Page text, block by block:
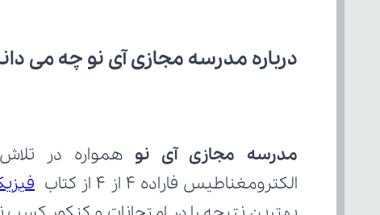
درباره مدرسه مجازی آی نو چه می‌
مدرسه مجازی آی نو
الکترومغناطیس فاراده 4 از 4 از کتاب